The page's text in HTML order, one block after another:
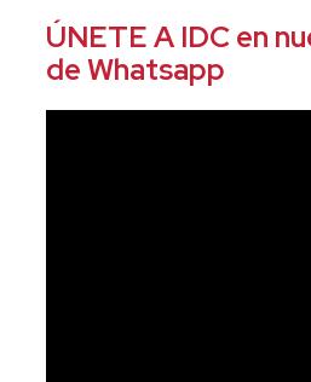
ÚNETE A IDC en
de Whatsapp